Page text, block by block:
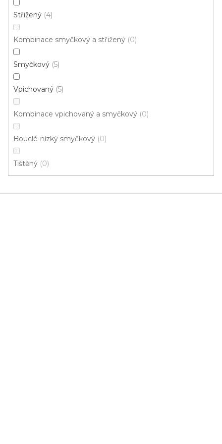
Střižený 4
Kombinace smyčkový a střižený 0
Smyčkový 5
Vpichovaný 5
Kombinace vpichovaný a smyčkový 0
Bouclé-nízký smyčkový 0
Tištěný 0
Odebírat newsletter
Vložte svůj e-mail a my vám budeme zasílat informace o
E-mail
Přihlášením souhlasíte se
údajů
PŘIHLÁSIT SE